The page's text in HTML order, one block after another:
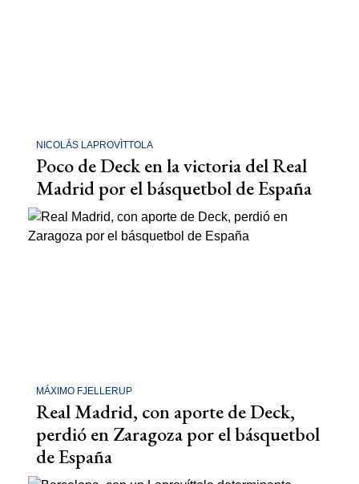
NICOLÁS LAPROVÌTTOLA
Poco de Deck en la victoria del Real
Madrid por el básquetbol de España
MÁXIMO FJELLERUP
Real Madrid, con aporte de Deck,
perdió en Zaragoza por el básquetbol
de España